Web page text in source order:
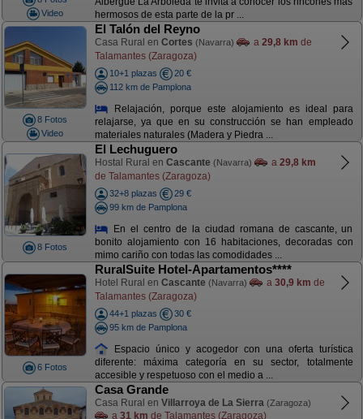
Video
hermosos de esta parte de la pr ...
8 Fotos
Video
El Talón del Reyno
Casa Rural en Cortes (Navarra) a 29,8 km de
Talamantes (Zaragoza)
10+1 plazas
20 €
112 km de Pamplona
Relajación, porque este alojamiento es ideal para
relajarse, ya que en su construcción se han empleado
materiales naturales (Madera y Piedra ...
8 Fotos
El Lechuguero
Hostal Rural en Cascante (Navarra) a 29,8 km
de Talamantes (Zaragoza)
32+8 plazas
29 €
99 km de Pamplona
En el centro de la ciudad romana de cascante, un
bonito alojamiento con 16 habitaciones, decoradas con
mimo cariño con todas las comodidades ...
6 Fotos
RuralSuite Hotel-Apartamentos****
Hotel Rural en Cascante (Navarra) a 30,9 km de
Talamantes (Zaragoza)
44+1 plazas
30 €
95 km de Pamplona
Espacio único y acogedor con una oferta turística
diferente: máxima categoría en su sector, totalmente
accesible y respetuoso con el medio a ...
Casa Grande
Casa Rural en Villarroya de La Sierra (Zaragoza)
a 31 km de Talamantes (Zaragoza)